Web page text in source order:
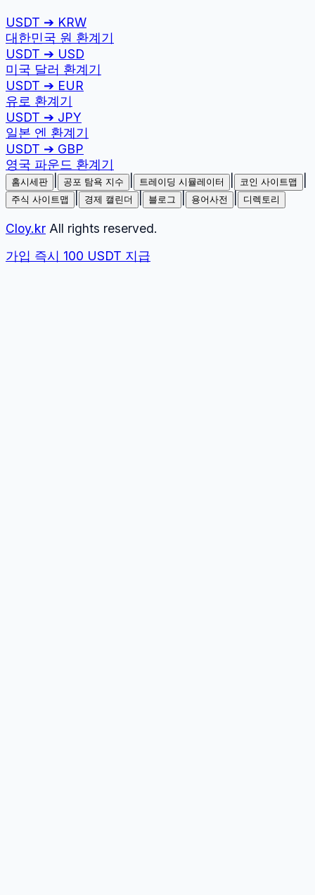
USDT ➔ KRW
대한민국 원 환계기
USDT ➔ USD
미국 달러 환계기
USDT ➔ EUR
유로 환계기
USDT ➔ JPY
일본 엔 환계기
USDT ➔ GBP
영국 파운드 환계기
홈시세판 공포 탐욕 지수 트레이딩 시뮬레이터 코인 사이트맵
주식 사이트맵 경제 캘린더 블로그 용어사전 디렉토리
Cloy.kr All rights reserved.
가입 즉시 100 USDT 지급